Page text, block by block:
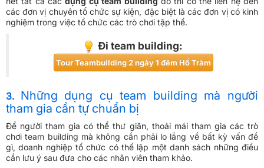
các đơn vị chuyên tổ chức sự kiện, đặc biệt là các đơn vị có kinh
nghiệm trong việc tổ chức các trò chơi tập thể.
Đi team building:
Tour Teambuilding 2 ngày 1 đêm Hồ Tràm
3. Những dụng cụ team building mà người
tham gia cần tự chuẩn bị
Để người tham gia có thể thư giãn, thoải mái tham gia các trò
chơi team building mà không cần phải lo lắng về bất kỳ vấn đề
gì, doanh nghiệp tổ chức có thể lập một danh sách những điều
cần lưu ý sau đưa cho các nhân viên tham khảo.